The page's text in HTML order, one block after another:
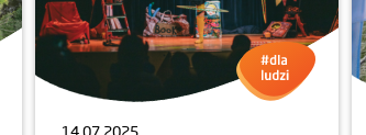
14.07.2025